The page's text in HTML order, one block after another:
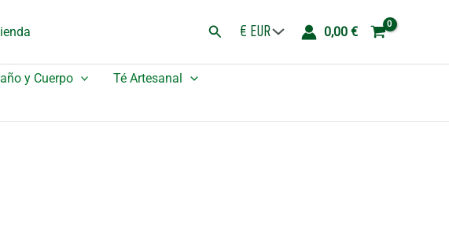
Buscar 0,00 €
y Cuerpo
Té Artesanal
Fuego
cantidad